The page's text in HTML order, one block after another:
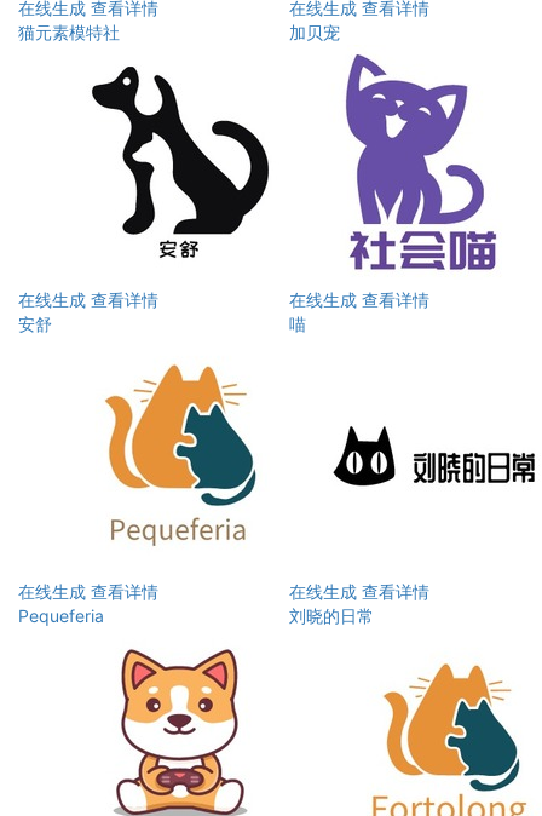
在线生成 查看详情
猫元素模特社
在线生成 查看详情
加贝宠
在线生成 查看详情
安舒
在线生成 查看详情
喵
在线生成 查看详情
Pequeferia
在线生成 查看详情
刘晓的日常